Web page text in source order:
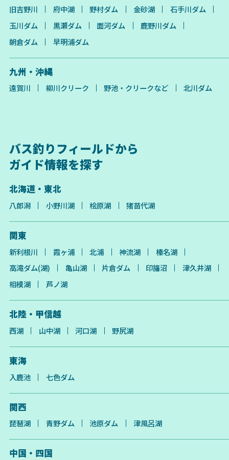
旧吉野川 府中湖 野村ダム 金砂湖
石手川ダム
玉川ダム
黒瀬ダム 面河ダム
鹿野川ダム
朝倉ダム
早明浦ダム
九州・沖縄
遠賀川 柳川クリーク 野池・クリークなど 北川ダム
バス釣りフィールドから
ガイド情報を探す
北海道・東北
八郎潟 小野川湖 桧原湖 猪苗代湖
関東
新利根川 霞ヶ浦 北浦 神流湖
榛名湖
高滝ダム(湖)
亀山湖 片倉ダム 印旛沼
津久井湖
相模湖
芦ノ湖
北陸・甲信越
西湖 山中湖 河口湖 野尻湖
東海
入鹿池 七色ダム
関西
琵琶湖 青野ダム 池原ダム 津風呂湖
中国・四国